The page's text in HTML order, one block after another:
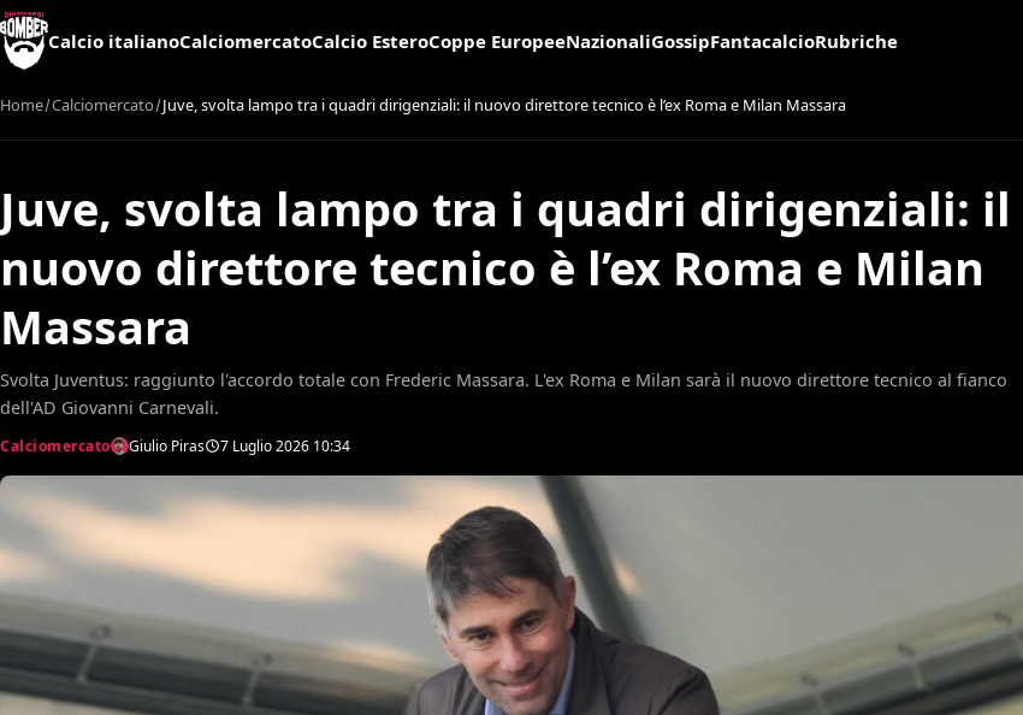
Calcio italianoCalciomercatoCalcio EsteroCoppe EuropeeNazionaliGossipFantacalcioRubriche
Home Calciomercato Juve, svolta lampo tra i quadri dirigenziali: il nuovo direttore tecnico è l’ex Roma e Milan Massara
Juve, svolta lampo tra i quadri dirigenziali: il
nuovo direttore tecnico è l’ex Roma e Milan
Massara
Svolta Juventus: raggiunto l'accordo totale con Frederic Massara. L'ex Roma e Milan sarà il nuovo direttore tecnico al fianco
dell'AD Giovanni Carnevali.
Calciomercato Giulio Piras 7 Luglio 2026 10:34